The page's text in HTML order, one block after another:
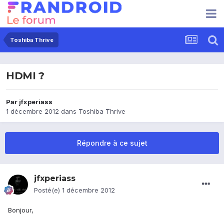
Toshiba Thrive
HDMI ?
Par jfxperiass
1 décembre 2012 dans Toshiba Thrive
Répondre à ce sujet
jfxperiass
Posté(e) 1 décembre 2012
Bonjour,